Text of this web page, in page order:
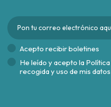
Acepto recibir boletines
He leído y acepto la
recogida y uso de mis datos